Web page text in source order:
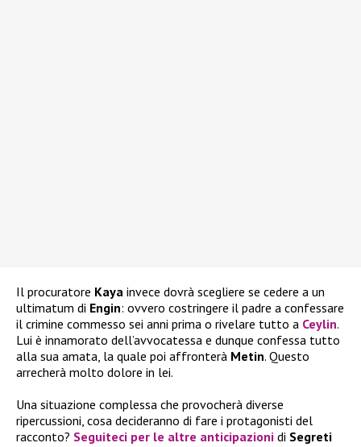
Il procuratore Kaya invece dovrà scegliere se cedere a un
ultimatum di Engin: ovvero costringere il padre a confessare
il crimine commesso sei anni prima o rivelare tutto a Ceylin.
Lui è innamorato dell’avvocatessa e dunque confessa tutto
alla sua amata, la quale poi affronterà Metin. Questo
arrecherà molto dolore in lei.
Una situazione complessa che provocherà diverse
ripercussioni, cosa decideranno di fare i protagonisti del
racconto? Seguiteci per le altre anticipazioni di Segreti